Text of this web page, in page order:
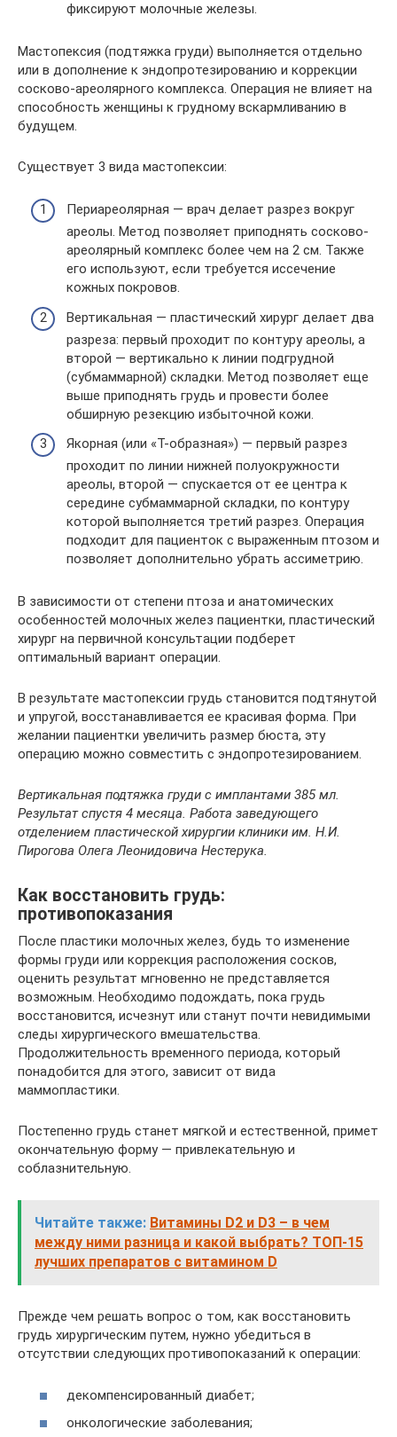
фиксируют молочные железы.
Мастопексия (подтяжка груди) выполняется отдельно
или в дополнение к эндопротезированию и коррекции
сосково-ареолярного комплекса. Операция не влияет на
способность женщины к грудному вскармливанию в
будущем.
Существует 3 вида мастопексии:
Периареолярная — врач делает разрез вокруг
ареолы. Метод позволяет приподнять сосково-
ареолярный комплекс более чем на 2 см. Также
его используют, если требуется иссечение
кожных покровов.
Вертикальная — пластический хирург делает два
разреза: первый проходит по контуру ареолы, а
второй — вертикально к линии подгрудной
(субмаммарной) складки. Метод позволяет еще
выше приподнять грудь и провести более
обширную резекцию избыточной кожи.
Якорная (или «Т-образная») — первый разрез
проходит по линии нижней полуокружности
ареолы, второй — спускается от ее центра к
середине субмаммарной складки, по контуру
которой выполняется третий разрез. Операция
подходит для пациенток с выраженным птозом и
позволяет дополнительно убрать ассиметрию.
В зависимости от степени птоза и анатомических
особенностей молочных желез пациентки, пластический
хирург на первичной консультации подберет
оптимальный вариант операции.
В результате мастопексии грудь становится подтянутой
и упругой, восстанавливается ее красивая форма. При
желании пациентки увеличить размер бюста, эту
операцию можно совместить с эндопротезированием.
Вертикальная подтяжка груди с имплантами 385 мл.
Результат спустя 4 месяца. Работа заведующего
отделением пластической хирургии клиники им. Н.И.
Пирогова Олега Леонидовича Нестерука.
Как восстановить грудь:
противопоказания
После пластики молочных желез, будь то изменение
формы груди или коррекция расположения сосков,
оценить результат мгновенно не представляется
возможным. Необходимо подождать, пока грудь
восстановится, исчезнут или станут почти невидимыми
следы хирургического вмешательства.
Продолжительность временного периода, который
понадобится для этого, зависит от вида
маммопластики.
Постепенно грудь станет мягкой и естественной, примет
окончательную форму — привлекательную и
соблазнительную.
Читайте также: Витамины D2 и D3 – в чем
между ними разница и какой выбрать? ТОП-15
лучших препаратов с витамином D
Прежде чем решать вопрос о том, как восстановить
грудь хирургическим путем, нужно убедиться в
отсутствии следующих противопоказаний к операции:
декомпенсированный диабет;
онкологические заболевания;